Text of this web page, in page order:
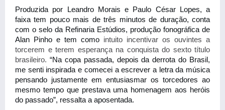
Produzida por Leandro Morais e Paulo César Lopes, a
faixa tem pouco mais de três minutos de duração, conta
com o selo da Refinaria Estúdios, produção fonográfica de
Alan Pinho e tem como intuito incentivar os ouvintes a
torcerem e terem esperança na conquista do sexto título
brasileiro. “Na copa passada, depois da derrota do Brasil,
me senti inspirada e comecei a escrever a letra da música
pensando justamente em entusiasmar os torcedores ao
mesmo tempo que prestava uma homenagem aos heróis
do passado”, ressalta a aposentada.